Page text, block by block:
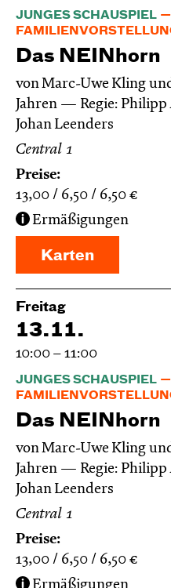
JUNGES SCHAUSPIEL
Das NEIN­horn
von Marc-Uwe Kling
Jahren
Regie:
Johan Leenders
Central 1
Preise:
13,00
6,50 6,50 €
Ermäßigungen
Karten
Freitag
13.11.
10:00 – 11:00
JUNGES SCHAUSPIEL
Das NEIN­horn
von Marc-Uwe Kling
Jahren
Regie:
Johan Leenders
Central 1
Preise:
13,00
6,50 6,50 €